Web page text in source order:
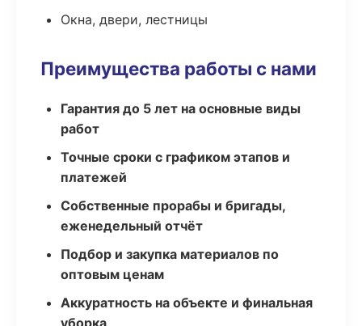
Окна, двери, лестницы
Преимущества работы с нами
Гарантия до 5 лет на основные виды
работ
Точные сроки с графиком этапов и
платежей
Собственные прорабы и бригады,
еженедельный отчёт
Подбор и закупка материалов по
оптовым ценам
Аккуратность на объекте и финальная
уборка